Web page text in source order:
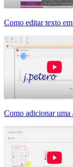
Como editar texto
Como adicionar